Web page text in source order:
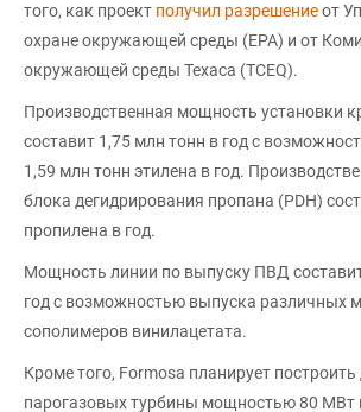
того, как проект получил разрешениеот
охране окружающей среды (EPA) и от
окружающей среды Техаса (TCEQ).
Производственная мощность установки
составит 1,75 млн тонн в год с
1,59 млн тонн этилена в год.
блока дегидрирования пропана (PDH)
пропилена в год.
Мощность линии по выпуску ПВД
год с возможностью выпуска различных
сополимеров винилацетата.
Кроме того, Formosa планирует
парогазовых турбины мощностью 80 МВт